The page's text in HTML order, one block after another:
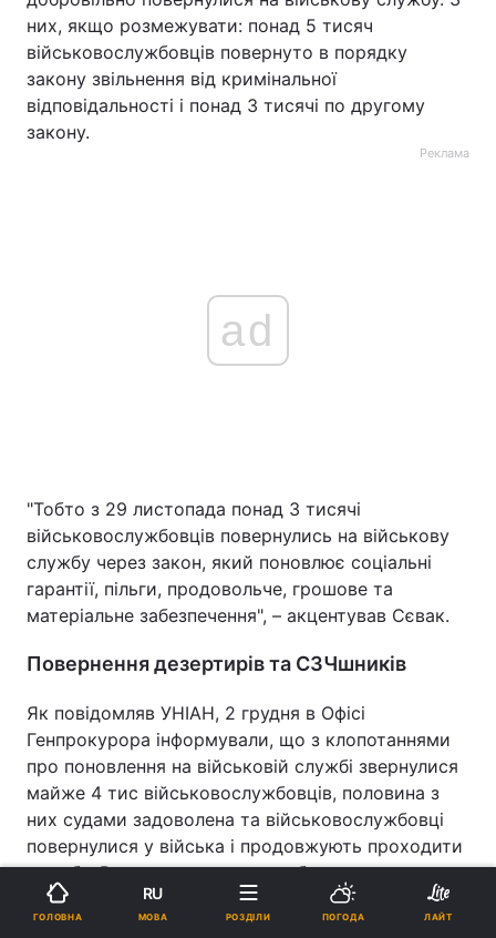
них, якщо розмежувати: понад 5 тисяч
військовослужбовців повернуто в порядку
закону звільнення від кримінальної
відповідальності і понад 3 тисячі по другому
закону.
Реклама
ad
"Тобто з 29 листопада понад 3 тисячі
військовослужбовців повернулись на військову
службу через закон, який поновлює соціальні
гарантії, пільги, продовольче, грошове та
матеріальне забезпечення", – акцентував Сєвак.
Повернення дезертирів та СЗЧшників
Як повідомляв УНІАН, 2 грудня в Офісі
Генпрокурора інформували, що з клопотаннями
про поновлення на військовій службі звернулися
майже 4 тис військовослужбовців, половина з
них судами задоволена та військовослужбовці
повернулися у війська і продовжують проходити
службу. Решта клопотань перебувають на
розгляді в судах.
ГОЛОВНА
RU
МОВА РОЗДІЛИ ПОГОДА ЛАЙТ